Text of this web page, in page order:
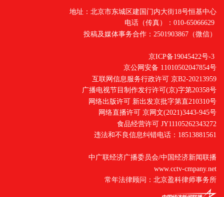
地址：北京市东城区建国门内大街18号恒基中心
电话（传真）：010-65066629
投稿及媒体事务合作：2501903867（微信）
京ICP备19045422号-3
京公网安备 11010502047854号
互联网信息服务行政许可 京B2-20213959
广播电视节目制作发行许可(京)字第20358号
网络出版许可 新出发京批字第直210310号
网络直播许可 京网文(2021)3443-945号
食品经营许可 JY11105262343272
违法和不良信息纠错电话：18513881561
中广联经济广播委员会/中国经济新闻联播
www.cctv-cmpany.net
常年法律顾问：北京盈科律师事务所